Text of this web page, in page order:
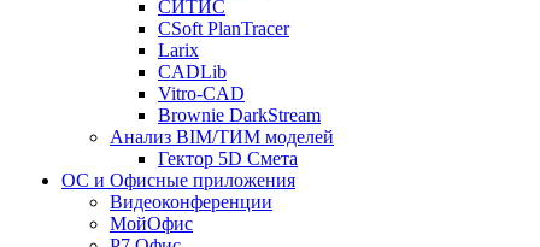
СИТИС
CSoft PlanTracer
Larix
CADLib
Vitro-CAD
Brownie DarkStream
Анализ BIM/ТИМ моделей
Гектор 5D Смета
ОС и Офисные приложения
Видеоконференции
МойОфис